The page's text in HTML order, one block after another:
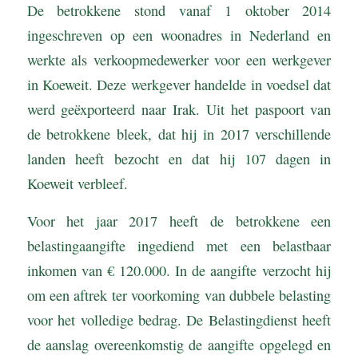
De betrokkene stond vanaf 1 oktober 2014
ingeschreven op een woonadres in Nederland en
werkte als verkoopmedewerker voor een werkgever
in Koeweit. Deze werkgever handelde in voedsel dat
werd geëxporteerd naar Irak. Uit het paspoort van
de betrokkene bleek, dat hij in 2017 verschillende
landen heeft bezocht en dat hij 107 dagen in
Koeweit verbleef.
Voor het jaar 2017 heeft de betrokkene een
belastingaangifte ingediend met een belastbaar
inkomen van € 120.000. In de aangifte verzocht hij
om een aftrek ter voorkoming van dubbele belasting
voor het volledige bedrag. De Belastingdienst heeft
de aanslag overeenkomstig de aangifte opgelegd en